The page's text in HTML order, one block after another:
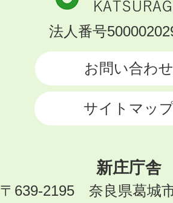
市
KATSURAGI
CITY
法人番号
お問い合わせ
サイトマッ
新庄庁舎
〒639-2195 奈良県葛城